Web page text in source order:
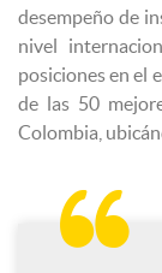
desempeño de
nivel
posiciones en el
de las 50
Colombia,
